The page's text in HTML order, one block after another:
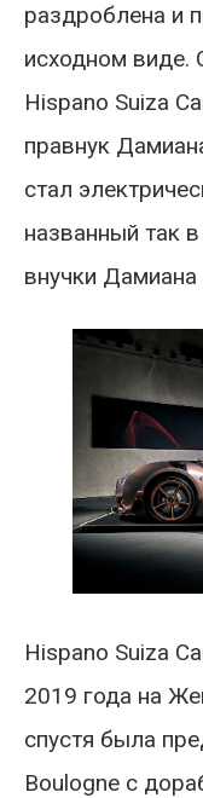
раздроблена и
исходном
Hispano Suiza
правнук
стал
названный так
внучки
Hispano Suiza
2019 года на
спустя была
Boulogne с